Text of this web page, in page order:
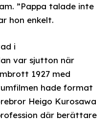
”Pappa talade inte
hon enkelt.
i
var sjutton när
1927 med
hade format
Heigo Kurosawa
där berättare